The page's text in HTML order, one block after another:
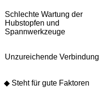
Schlechte Wartung der
Hubstopfen und
Spannwerkzeuge
Unzureichende Verbindung
◆ Steht für gute Faktoren